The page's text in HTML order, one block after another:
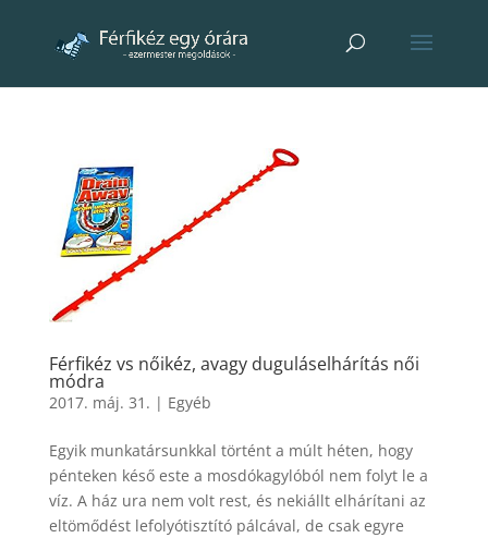
Férfikéz vs nőikéz, avagy duguláselhárítás női
módra
2017. máj. 31. | Egyéb
Egyik munkatársunkkal történt a múlt héten, hogy
pénteken késő este a mosdókagylóból nem folyt le a
víz. A ház ura nem volt rest, és nekiállt elhárítani az
eltömődést lefolyótisztító pálcával, de csak egyre